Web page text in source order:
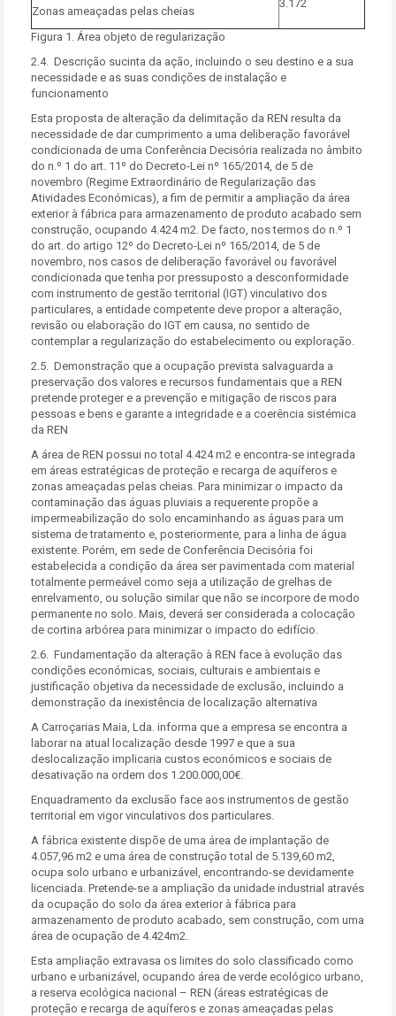
Zonas ameaçadas pelas cheias
3.172
Figura 1. Área objeto de regularização
2.4. Descrição sucinta da ação, incluindo o seu destino e a sua
necessidade e as suas condições de instalação e
funcionamento
Esta proposta de alteração da delimitação da REN resulta da
necessidade de dar cumprimento a uma deliberação favorável
condicionada de uma Conferência Decisória realizada no âmbito
do n.º 1 do art. 11º do Decreto-Lei nº 165/2014, de 5 de
novembro (Regime Extraordinário de Regularização das
Atividades Económicas), a fim de permitir a ampliação da área
exterior à fábrica para armazenamento de produto acabado sem
construção, ocupando 4.424 m2. De facto, nos termos do n.º 1
do art. do artigo 12º do Decreto-Lei nº 165/2014, de 5 de
novembro, nos casos de deliberação favorável ou favorável
condicionada que tenha por pressuposto a desconformidade
com instrumento de gestão territorial (IGT) vinculativo dos
particulares, a entidade competente deve propor a alteração,
revisão ou elaboração do IGT em causa, no sentido de
contemplar a regularização do estabelecimento ou exploração.
2.5. Demonstração que a ocupação prevista salvaguarda a
preservação dos valores e recursos fundamentais que a REN
pretende proteger e a prevenção e mitigação de riscos para
pessoas e bens e garante a integridade e a coerência sistémica
da REN
A área de REN possui no total 4.424 m2 e encontra-se integrada
em áreas estratégicas de proteção e recarga de aquíferos e
zonas ameaçadas pelas cheias. Para minimizar o impacto da
contaminação das águas pluviais a requerente propõe a
impermeabilização do solo encaminhando as águas para um
sistema de tratamento e, posteriormente, para a linha de água
existente. Porém, em sede de Conferência Decisória foi
estabelecida a condição da área ser pavimentada com material
totalmente permeável como seja a utilização de grelhas de
enrelvamento, ou solução similar que não se incorpore de modo
permanente no solo. Mais, deverá ser considerada a colocação
de cortina arbórea para minimizar o impacto do edifício.
2.6. Fundamentação da alteração à REN face à evolução das
condições económicas, sociais, culturais e ambientais e
justificação objetiva da necessidade de exclusão, incluindo a
demonstração da inexistência de localização alternativa
A Carroçarias Maia, Lda. informa que a empresa se encontra a
laborar na atual localização desde 1997 e que a sua
deslocalização implicaria custos económicos e sociais de
desativação na ordem dos 1.200.000,00€.
Enquadramento da exclusão face aos instrumentos de gestão
territorial em vigor vinculativos dos particulares.
A fábrica existente dispõe de uma área de implantação de
4.057,96 m2 e uma área de construção total de 5.139,60 m2,
ocupa solo urbano e urbanizável, encontrando-se devidamente
licenciada. Pretende-se a ampliação da unidade industrial através
da ocupação do solo da área exterior à fábrica para
armazenamento de produto acabado, sem construção, com uma
área de ocupação de 4.424m2.
Esta ampliação extravasa os limites do solo classificado como
urbano e urbanizável, ocupando área de verde ecológico urbano,
a reserva ecológica nacional – REN (áreas estratégicas de
proteção e recarga de aquíferos e zonas ameaçadas pelas